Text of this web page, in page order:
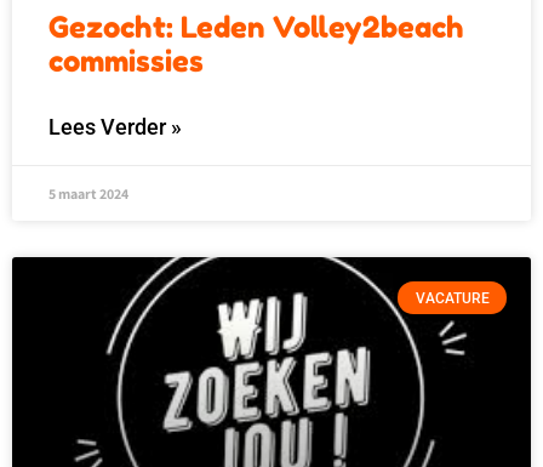
Gezocht: Leden Volley2beach
commissies
Lees Verder »
5 maart 2024
VACATURE